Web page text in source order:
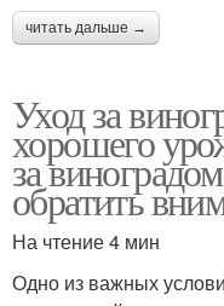
читать дальше →
Уход за
хорошего
за
обратить
На чтение 4 мин
Одно из важных